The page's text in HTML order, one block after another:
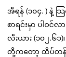
အီရန် (၁၀၄. ) နဲ့
စာရင်းမှာ ပါဝင်လ
လီးယား (၁၀၂.၆၁
တို့ကတော့ ထိပ်တန်း